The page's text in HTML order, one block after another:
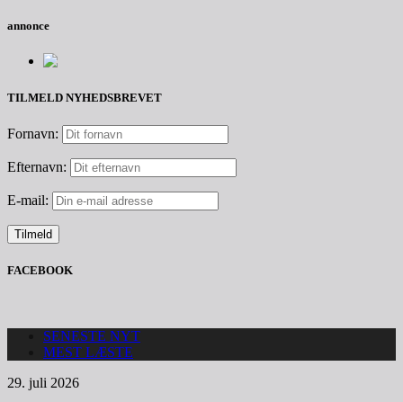
annonce
TILMELD NYHEDSBREVET
Fornavn:
Efternavn:
E-mail:
FACEBOOK
SENESTE NYT
MEST LÆSTE
29. juli 2026